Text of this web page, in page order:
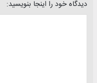
دیدگاه خود را اینجا بنویسید: